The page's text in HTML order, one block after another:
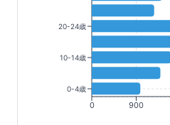
0 900
20-24歳
10-14歳
0-4歳